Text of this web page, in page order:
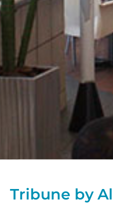
Tribune by